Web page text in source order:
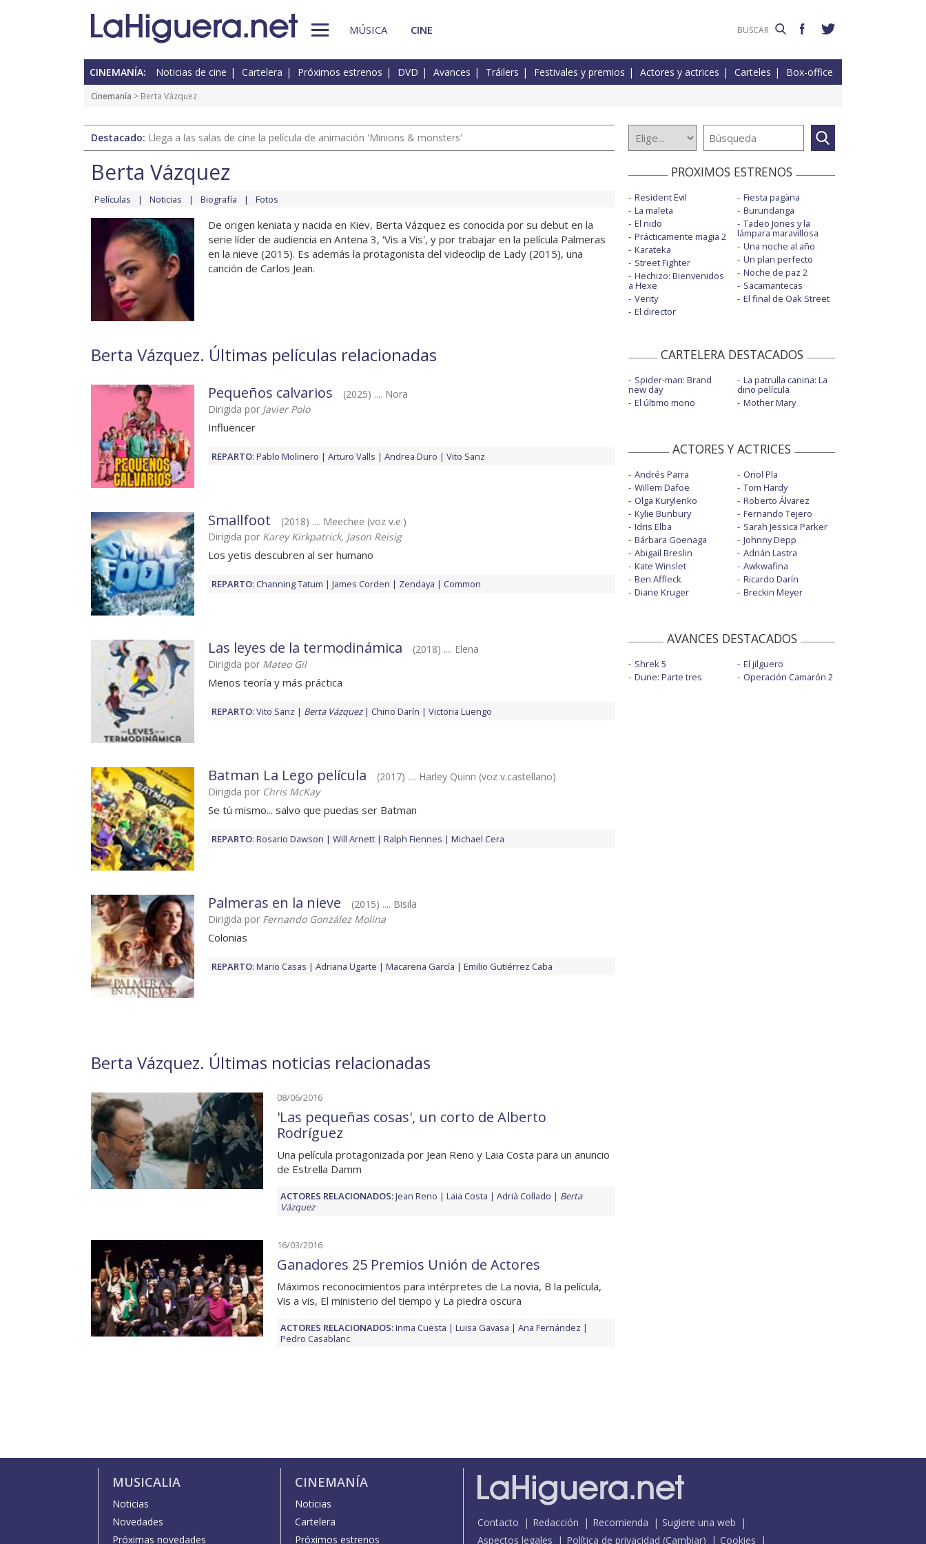
MÚSICA CINE
CINEMANÍA: Noticias de cine Cartelera Próximos estrenos DVD Avances Tráilers Festivales y premios Actores y actrices Carteles Box-office
Cinemanía > Berta Vázquez
Destacado: Llega a las salas de cine la película de animación 'Minions & monsters'
Berta Vázquez
Películas Noticias Biografía Fotos
De origen keniata y nacida en Kiev, Berta Vázquez es conocida por su debut en la
serie líder de audiencia en Antena 3, 'Vis a Vis', y por trabajar en la película Palmeras
en la nieve (2015). Es además la protagonista del videoclip de Lady (2015), una
canción de Carlos Jean.
Berta Vázquez. Últimas películas relacionadas
Pequeños calvarios
(2025) .... Nora
Dirigida por Javier Polo
Influencer
REPARTO: Pablo Molinero Arturo Valls Andrea Duro Vito Sanz
Smallfoot
(2018) .... Meechee (voz v.e.)
Dirigida por Karey Kirkpatrick, Jason Reisig
Los yetis descubren al ser humano
REPARTO: Channing Tatum James Corden Zendaya Common
Las leyes de la termodinámica
(2018) .... Elena
Dirigida por Mateo Gil
Menos teoría y más práctica
REPARTO: Vito Sanz Berta Vázquez Chino Darín Victoria Luengo
Batman La Lego película
(2017) .... Harley Quinn (voz v.castellano)
Dirigida por Chris McKay
Se tú mismo... salvo que puedas ser Batman
REPARTO: Rosario Dawson Will Arnett Ralph Fiennes Michael Cera
Palmeras en la nieve
(2015) .... Bisila
Dirigida por Fernando González Molina
Colonias
REPARTO: Mario Casas Adriana Ugarte Macarena García Emilio Gutiérrez Caba
Berta Vázquez. Últimas noticias relacionadas
08/06/2016
'Las pequeñas cosas', un corto de Alberto
Rodríguez
Una película protagonizada por Jean Reno y Laia Costa para un anuncio
de Estrella Damm
ACTORES RELACIONADOS:Jean Reno Laia Costa Adrià Collado
Berta
Vázquez
16/03/2016
Ganadores 25 Premios Unión de Actores
Máximos reconocimientos para intérpretes de La novia, B la película,
Vis a vis, El ministerio del tiempo y La piedra oscura
ACTORES RELACIONADOS:Inma Cuesta Luisa Gavasa
Ana Fernández
Pedro Casablanc
PROXIMOS ESTRENOS
Resident Evil
La maleta
El nido
Prácticamente magia 2
Karateka
Street Fighter
Hechizo: Bienvenidos
a Hexe
Verity
El director
Fiesta pagäna
Burundanga
Tadeo Jones y la
lámpara maravillosa
Una noche al año
Un plan perfecto
Noche de paz 2
Sacamantecas
El final de Oak Street
CARTELERA DESTACADOS
Spider-man: Brand
new day
El último mono
La patrulla canina: La
dino película
Mother Mary
ACTORES Y ACTRICES
Andrés Parra
Willem Dafoe
Olga Kurylenko
Kylie Bunbury
Idris Elba
Bárbara Goenaga
Abigail Breslin
Kate Winslet
Ben Affleck
Diane Kruger
Oriol Pla
Tom Hardy
Roberto Álvarez
Fernando Tejero
Sarah Jessica Parker
Johnny Depp
Adrián Lastra
Awkwafina
Ricardo Darín
Breckin Meyer
AVANCES DESTACADOS
Shrek 5
Dune: Parte tres
El jilguero
Operación Camarón 2
MUSICALIA
Noticias
Novedades
Próximas novedades
CINEMANÍA
Noticias
Cartelera
Próximos estrenos
Contacto Redacción Recomienda
Sugiere una web
Aspectos legales
Política de privacidad (Cambiar) Cookies